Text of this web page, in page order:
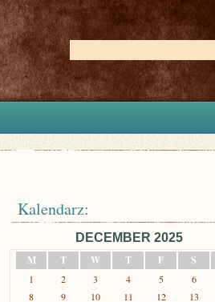
Kalendarz:
DECEMBER 2025
M
T W T F S
1 2 3 4 5 6
8
9 10 11 12 13